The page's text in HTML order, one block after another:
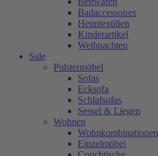
Badaccessoires
Heimtextilien
Kinderartikel
Weihnachten
Sale
Polstermöbel
Sofas
Ecksofa
Schlafsofas
Sessel & Liegen
Wohnen
Wohnkombinationen
Einzelmöbel